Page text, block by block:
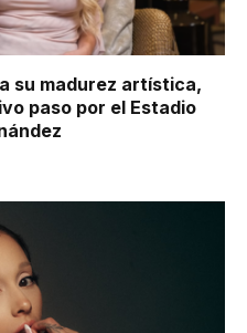
su madurez artística,
paso por el Estadio